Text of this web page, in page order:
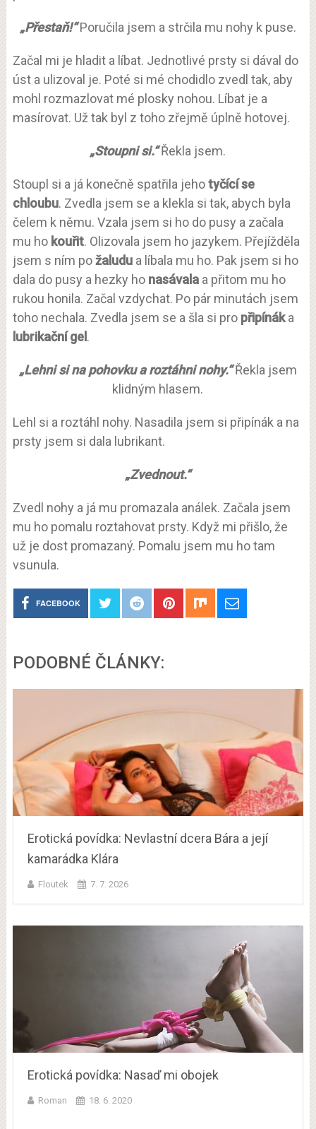
„Přestaň!“Poručila jsem a strčila mu nohy k puse.
Začal mi je hladit a líbat. Jednotlivé prsty si dával do
úst a ulizoval je. Poté si mé chodidlo zvedl tak, aby
mohl rozmazlovat mé plosky nohou. Líbat je a
masírovat. Už tak byl z toho zřejmě úplně hotovej.
„Stoupni si.“Řekla jsem.
Stoupl si a já konečně spatřila jehotyčící se
chloubu. Zvedla jsem se a klekla si tak, abych byla
čelem k němu. Vzala jsem si ho do pusy a začala
mu ho kouřit. Olizovala jsem ho jazykem. Přejížděla
jsem s ním požaludua líbala mu ho. Pak jsem si ho
dala do pusy a hezky ho nasávala a přitom mu ho
rukou honila. Začal vzdychat. Po pár minutách jsem
toho nechala. Zvedla jsem se a šla si pro připínáka
lubrikační gel .
„Lehni si na pohovku a roztáhni nohy.“Řekla jsem
klidným hlasem.
Lehl si a roztáhl nohy. Nasadila jsem si připínák a na
prsty jsem si dala lubrikant.
„Zvednout.“
Zvedl nohy a já mu promazala análek. Začala jsem
mu ho pomalu roztahovat prsty. Když mi přišlo, že
už je dost promazaný. Pomalu jsem mu ho tam
vsunula.
FACEBOOK
PODOBNÉ ČLÁNKY:
Erotická povídka: Nevlastní dcera Bára a její
kamarádka Klára
Floutek 7. 7. 2026
Erotická povídka: Nasaď mi obojek
Roman 18. 6. 2020